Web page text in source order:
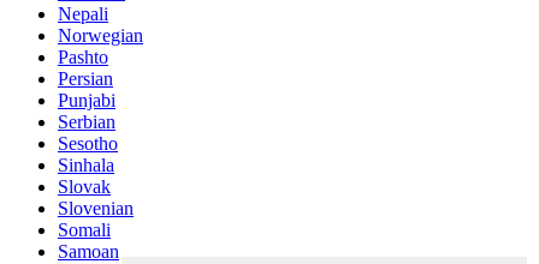
Nepali
Norwegian
Pashto
Persian
Punjabi
Serbian
Sesotho
Sinhala
Slovak
Slovenian
Somali
Samoan